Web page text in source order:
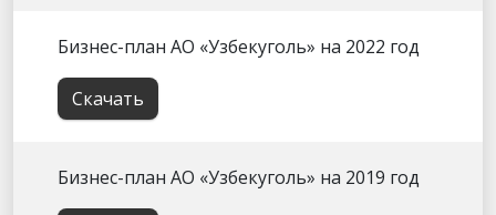
Бизнес-план АО «Узбекуголь» на 2022 год
Скачать
Бизнес-план АО «Узбекуголь» на 2019 год